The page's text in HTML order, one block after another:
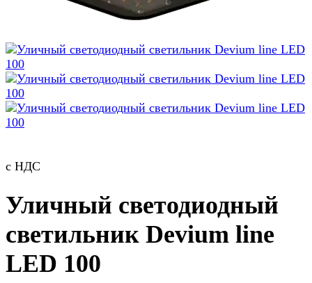
с НДС
Уличный светодиодный
светильник Devium line
LED 100